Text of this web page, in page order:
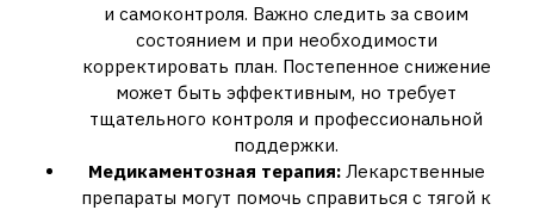
и самоконтроля. Важно следить за своим
состоянием и при необходимости
корректировать план. Постепенное снижение
может быть эффективным, но требует
тщательного контроля и профессиональной
поддержки.
Медикаментозная терапия:Лекарственные
препараты могут помочь справиться с тягой к